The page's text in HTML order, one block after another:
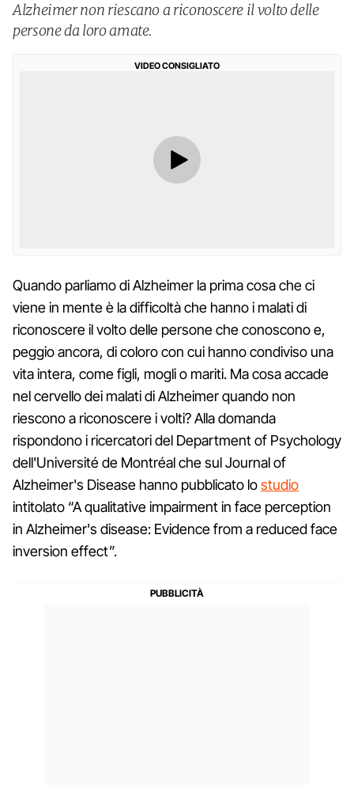
Alzheimer non riescano a riconoscere il volto delle
persone da loro amate.
VIDEO CONSIGLIATO
Quando parliamo di Alzheimer la prima cosa che ci
viene in mente è la difficoltà che hanno i malati di
riconoscere il volto delle persone che conoscono e,
peggio ancora, di coloro con cui hanno condiviso una
vita intera, come figli, mogli o mariti. Ma cosa accade
nel cervello dei malati di Alzheimer quando non
riescono a riconoscere i volti? Alla domanda
rispondono i ricercatori del Department of Psychology
dell'Université de Montréal che sul Journal of
Alzheimer's Disease hanno pubblicato lostudio
intitolato “A qualitative impairment in face perception
in Alzheimer's disease: Evidence from a reduced face
inversion effect”.